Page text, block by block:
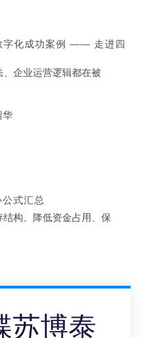
字化成功案例 —— 走进四
企业运营逻辑都在被
式汇总
构、降低资金占用、保
苏博泰